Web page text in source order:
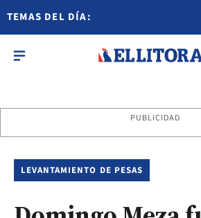
TEMAS DEL DÍA:
PUBLICIDAD
LEVANTAMIENTO DE PESAS